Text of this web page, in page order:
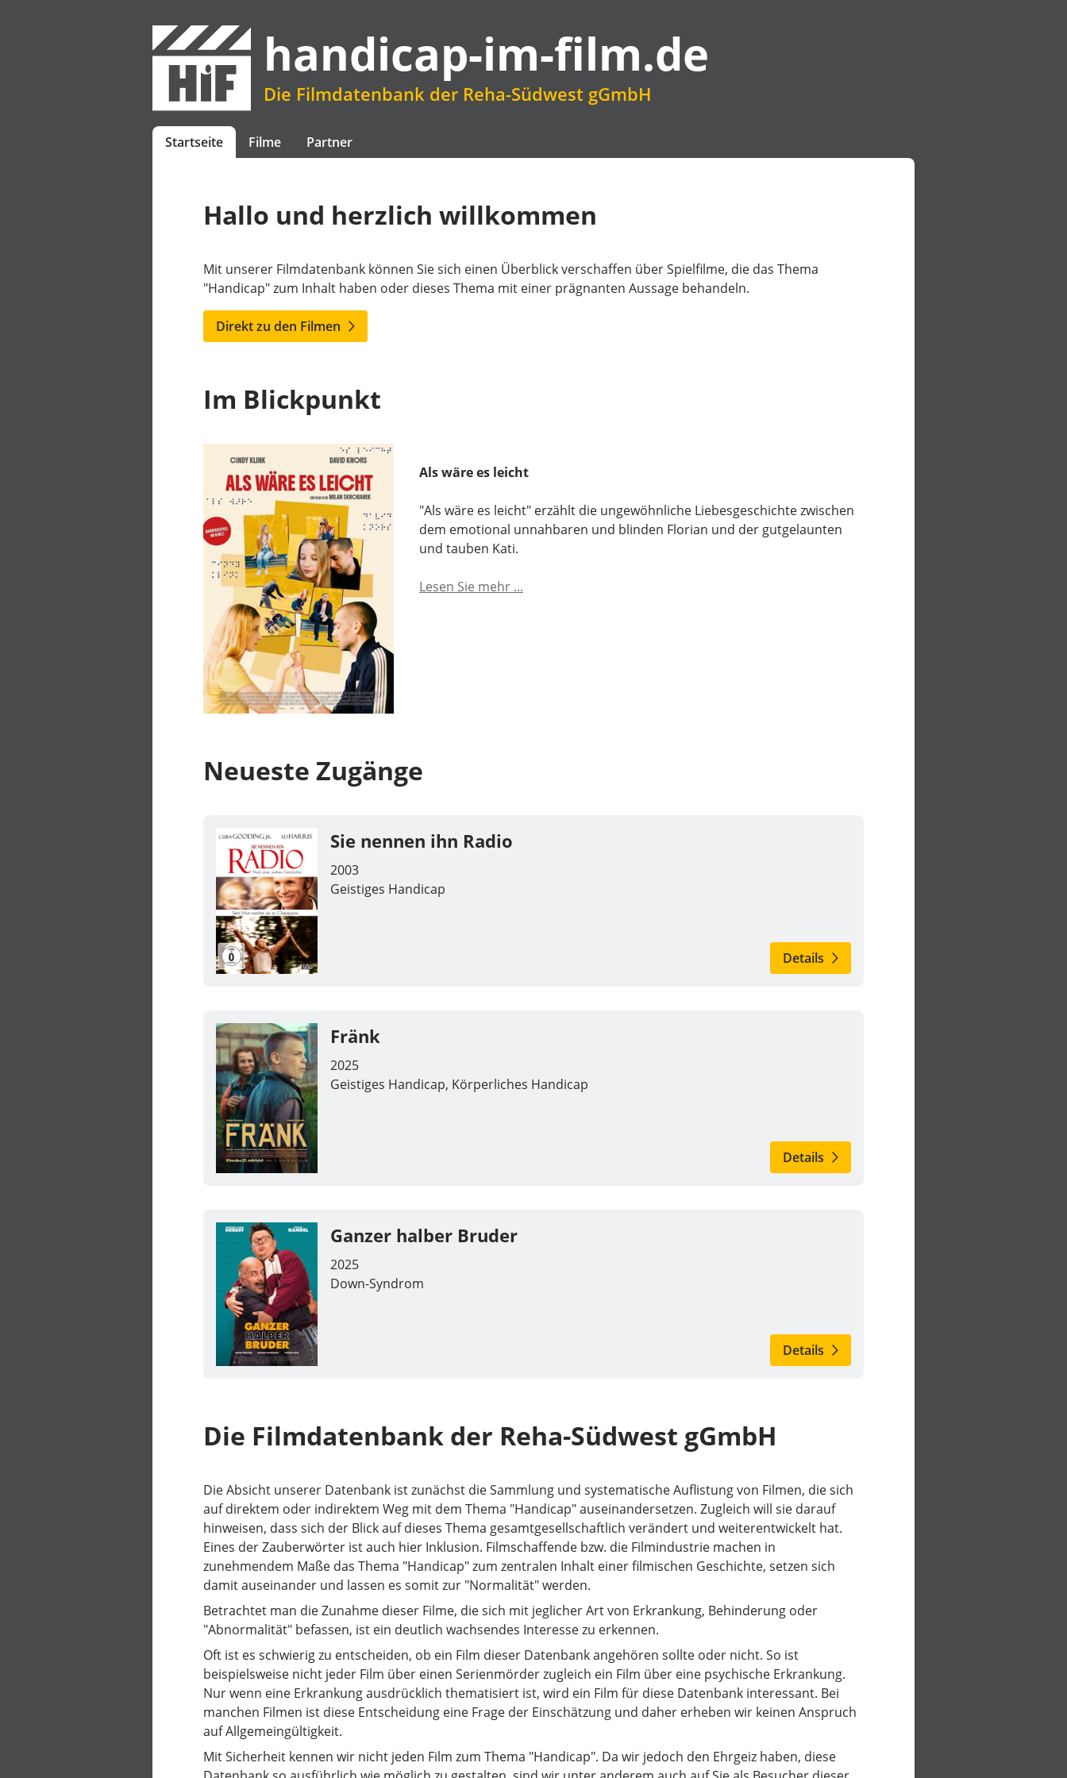
handicap-im-film.de
Die Filmdatenbank der Reha-Südwest gGmbH
Startseite Filme Partner
Hallo und herzlich willkommen
Mit unserer Filmdatenbank können Sie sich einen Überblick verschaffen über Spielfilme, die das Thema
"Handicap" zum Inhalt haben oder dieses Thema mit einer prägnanten Aussage behandeln.
Direkt zu den Filmen
Im Blickpunkt
Als wäre es leicht
"Als wäre es leicht" erzählt die ungewöhnliche Liebesgeschichte zwischen
dem emotional unnahbaren und blinden Florian und der gutgelaunten
und tauben Kati.
Lesen Sie mehr ...
Neueste Zugänge
Sie nennen ihn Radio
2003
Geistiges Handicap
Details
Fränk
2025
Geistiges Handicap, Körperliches Handicap
Details
Ganzer halber Bruder
2025
Down-Syndrom
Details
Die Filmdatenbank der Reha-Südwest gGmbH
Die Absicht unserer Datenbank ist zunächst die Sammlung und systematische Auflistung von Filmen, die sich
auf direktem oder indirektem Weg mit dem Thema "Handicap" auseinandersetzen. Zugleich will sie darauf
hinweisen, dass sich der Blick auf dieses Thema gesamtgesellschaftlich verändert und weiterentwickelt hat.
Eines der Zauberwörter ist auch hier Inklusion. Filmschaffende bzw. die Filmindustrie machen in
zunehmendem Maße das Thema "Handicap" zum zentralen Inhalt einer filmischen Geschichte, setzen sich
damit auseinander und lassen es somit zur "Normalität" werden.
Betrachtet man die Zunahme dieser Filme, die sich mit jeglicher Art von Erkrankung, Behinderung oder
"Abnormalität" befassen, ist ein deutlich wachsendes Interesse zu erkennen.
Oft ist es schwierig zu entscheiden, ob ein Film dieser Datenbank angehören sollte oder nicht. So ist
beispielsweise nicht jeder Film über einen Serienmörder zugleich ein Film über eine psychische Erkrankung.
Nur wenn eine Erkrankung ausdrücklich thematisiert ist, wird ein Film für diese Datenbank interessant. Bei
manchen Filmen ist diese Entscheidung eine Frage der Einschätzung und daher erheben wir keinen Anspruch
auf Allgemeingültigkeit.
Mit Sicherheit kennen wir nicht jeden Film zum Thema "Handicap". Da wir jedoch den Ehrgeiz haben, diese